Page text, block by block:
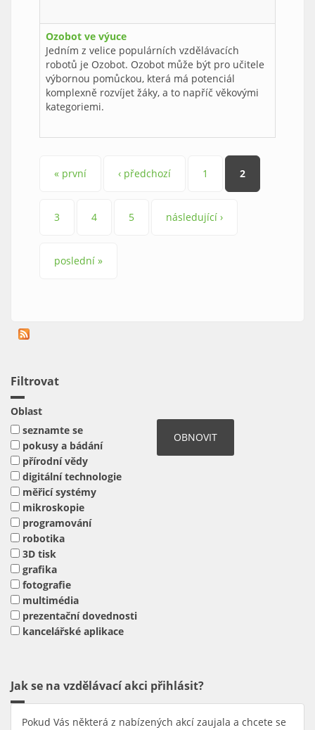
Ozobot ve výuce
Jedním z velice populárních vzdělávacích
robotů je Ozobot. Ozobot může být pro učitele
výbornou pomůckou, která má potenciál
komplexně rozvíjet žáky, a to napříč věkovými
kategoriemi.
Stránky
« první ‹ předchozí 1 2
3 4 5 následující ›
poslední »
Filtrovat
Oblast
seznamte se
pokusy a bádání
přírodní vědy
digitální technologie
měřicí systémy
mikroskopie
programování
robotika
3D tisk
grafika
fotografie
multimédia
prezentační dovednosti
kancelářské aplikace
Jak se na vzdělávací akci přihlásit?
Pokud Vás některá z nabízených akcí zaujala a chcete se